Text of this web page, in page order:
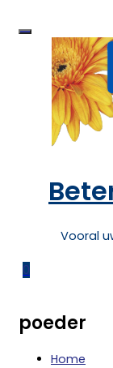
content
Vooral
0
poeder
Home